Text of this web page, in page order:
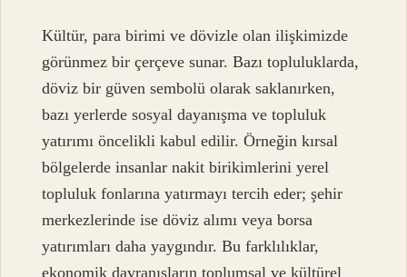
Kültür, para birimi ve dövizle olan ilişkimizde
görünmez bir çerçeve sunar. Bazı topluluklarda,
döviz bir güven sembolü olarak saklanırken,
bazı yerlerde sosyal dayanışma ve topluluk
yatırımı öncelikli kabul edilir. Örneğin kırsal
bölgelerde insanlar nakit birikimlerini yerel
topluluk fonlarına yatırmayı tercih eder; şehir
merkezlerinde ise döviz alımı veya borsa
yatırımları daha yaygındır. Bu farklılıklar,
ekonomik davranışların toplumsal ve kültürel